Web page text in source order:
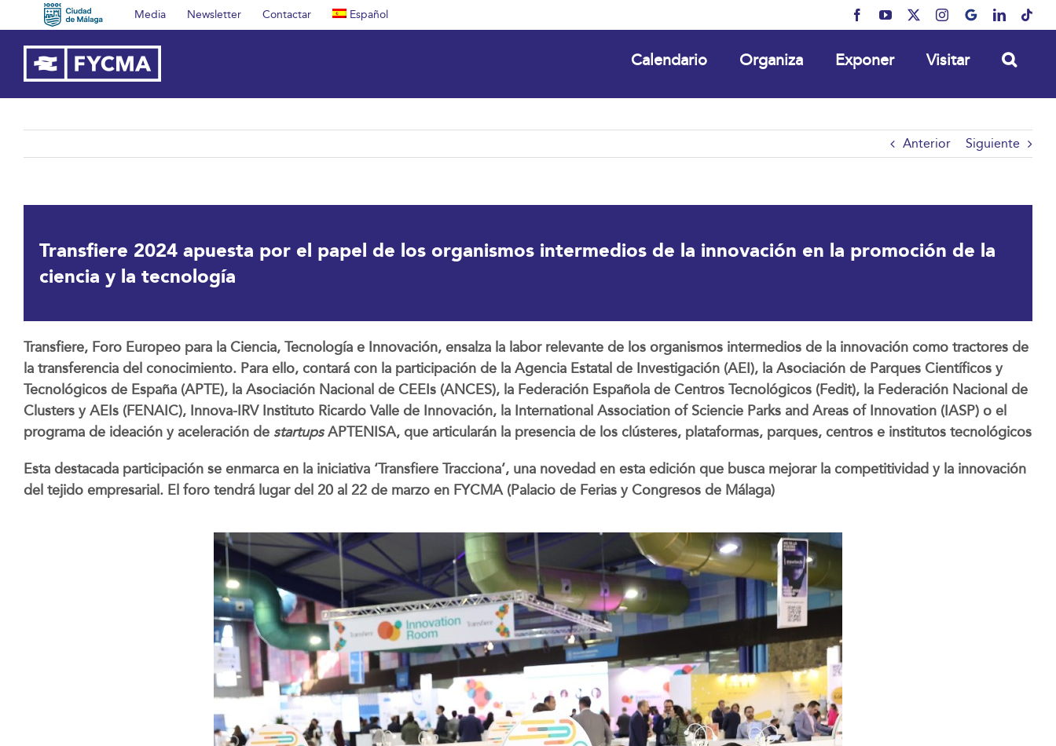
al
contenido
Media Newsletter Contactar Español FacebookYouTube Instagram
MyBusinessLinkedIn
Calendario Organiza Exponer Visitar
Anterior Siguiente
Transfiere 2024 apuesta por el papel de los organismos intermedios de la innovación en la promoción de la
ciencia y la tecnología
Transfiere, Foro Europeo para la Ciencia, Tecnología e Innovación, ensalza la labor relevante de los organismos intermedios de la innovación como tractores de
la transferencia del conocimiento. Para ello, contará con la participación de la Agencia Estatal de Investigación (AEI), la Asociación de Parques Científicos y
Tecnológicos de España (APTE), la Asociación Nacional de CEEIs (ANCES), la Federación Española de Centros Tecnológicos (Fedit), la Federación Nacional de
Clusters y AEIs (FENAIC), Innova-IRV Instituto Ricardo Valle de Innovación, la International Association of Sciencie Parks and Areas of Innovation (IASP) o el
programa de ideación y aceleración de startupsAPTENISA, que articularán la presencia de los clústeres, plataformas, parques, centros e institutos tecnológicos
Esta destacada participación se enmarca en la iniciativa ‘Transfiere Tracciona’, una novedad en esta edición que busca mejorar la competitividad y la innovación
del tejido empresarial. El foro tendrá lugar del 20 al 22 de marzo en FYCMA (Palacio de Ferias y Congresos de Málaga)